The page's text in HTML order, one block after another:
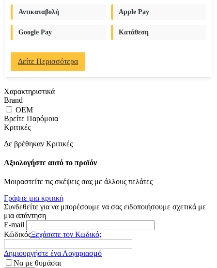
Αντικαταβολή Apple Pay
Google Pay Κατάθεση
Δείτε Περισσότερα
Χαρακτηριστικά
Brand
OEM
Βρείτε Παρόμοια
Κριτικές
Δε βρέθηκαν Κριτικές
Αξιολογήστε αυτό το προϊόν
Μοιραστείτε τις σκέψεις σας με άλλους πελάτες
Γράψτε μια κριτική
Συνδεθείτε για να μπορέσουμε να σας ειδοποιήσουμε σχετικά με
μια απάντηση
E-mail
ΚώδικόςΞεχάσατε τον Κωδικό;
Δημιουργήστε ένα Λογαριασμό
Να με θυμάσαι